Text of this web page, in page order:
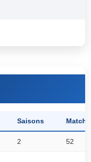
Saisons Matchs
2 52